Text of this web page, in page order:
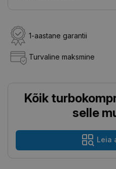
1-aastane garantii
Turvaline maksmine
Kõik
selle
Leia